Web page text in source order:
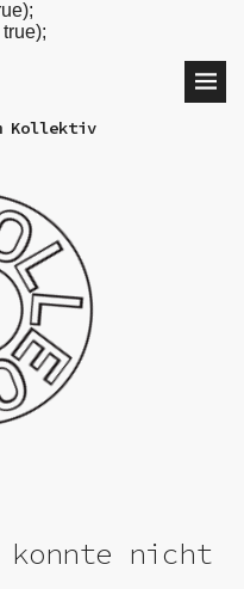
Kollektiv
konnte nicht